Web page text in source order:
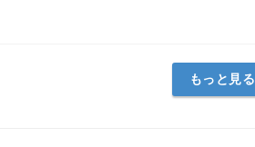
もっと見る